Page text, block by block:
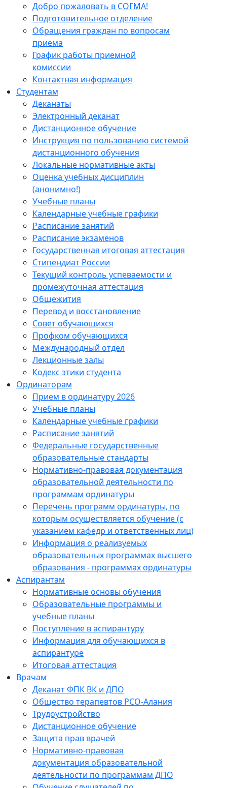
Добро пожаловать в СОГМА!
Подготовительное отделение
Обращения граждан по вопросам
приема
График работы приемной
комиссии
Контактная информация
Студентам
Деканаты
Электронный деканат
Дистанционное обучение
Инструкция по пользованию системой
дистанционного обучения
Локальные нормативные акты
Оценка учебных дисциплин
(анонимно!)
Учебные планы
Календарные учебные графики
Расписание занятий
Расписание экзаменов
Государственная итоговая аттестация
Стипендиат России
Текущий контроль успеваемости и
промежуточная аттестация
Общежития
Перевод и восстановление
Совет обучающихся
Профком обучающихся
Международный отдел
Лекционные залы
Кодекс этики студента
Ординаторам
Прием в ординатуру 2026
Учебные планы
Календарные учебные графики
Расписание занятий
Федеральные государственные
образовательные стандарты
Нормативно-правовая документация
образовательной деятельности по
программам ординатуры
Перечень программ ординатуры, по
которым осуществляется обучение (с
указанием кафедр и ответственных лиц)
Информация о реализуемых
образовательных программах высшего
образования - программах ординатуры
Аспирантам
Нормативные основы обучения
Образовательные программы и
учебные планы
Поступление в аспирантуру
Информация для обучающихся в
аспирантуре
Итоговая аттестация
Врачам
Деканат ФПК ВК и ДПО
Общество терапевтов РСО-Алания
Трудоустройство
Дистанционное обучение
Защита прав врачей
Нормативно-правовая
документация образовательной
деятельности по программам ДПО